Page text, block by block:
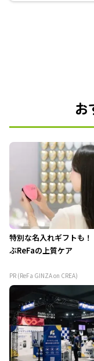
お
特別な名入れギフトも
ぶReFaの上質ケア
PR (ReFa GINZA on CREA)